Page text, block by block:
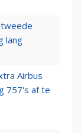
lang
Airbus
757's af te